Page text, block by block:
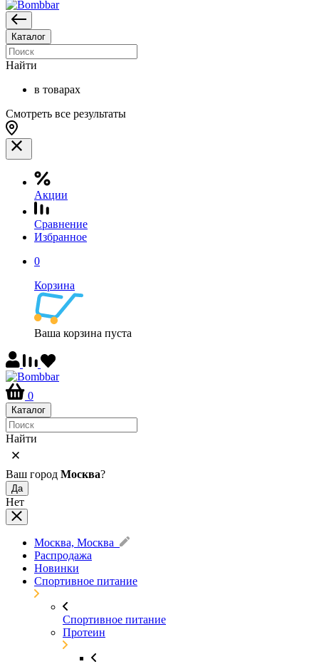
Каталог
Найти
в товарах
Смотреть все результаты
Акции
Сравнение
Избранное
0
Корзина
Ваша корзина пуста
0
Каталог
Найти
Ваш город Москва?
Да
Нет
Москва, Москва
Распродажа
Новинки
Спортивное питание
Спортивное питание
Протеин